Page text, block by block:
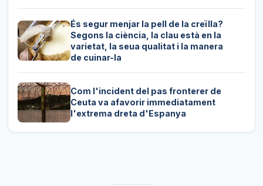
És segur menjar la pell de la creïlla?
Segons la ciència, la clau està en la
varietat, la seua qualitat i la manera
de cuinar-la
Com l'incident del pas fronterer de
Ceuta va afavorir immediatament
l'extrema dreta d'Espanya